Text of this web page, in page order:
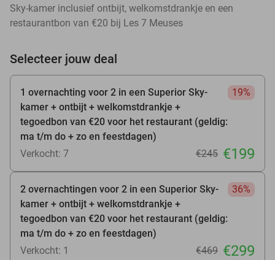
Sky-kamer inclusief ontbijt, welkomstdrankje en een
restaurantbon van €20 bij Les 7 Meuses
Selecteer jouw deal
1 overnachting voor 2 in een Superior Sky-
kamer + ontbijt + welkomstdrankje +
tegoedbon van €20 voor het restaurant (geldig:
ma t/m do + zo en feestdagen)
19%
Verkocht: 7 €245 €199
2 overnachtingen voor 2 in een Superior Sky-
kamer + ontbijt + welkomstdrankje +
tegoedbon van €20 voor het restaurant (geldig:
ma t/m do + zo en feestdagen)
36%
Verkocht: 1 €469 €299